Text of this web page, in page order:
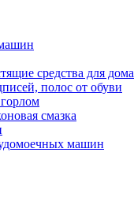
средства для дома
полос от обуви
смазка
машин